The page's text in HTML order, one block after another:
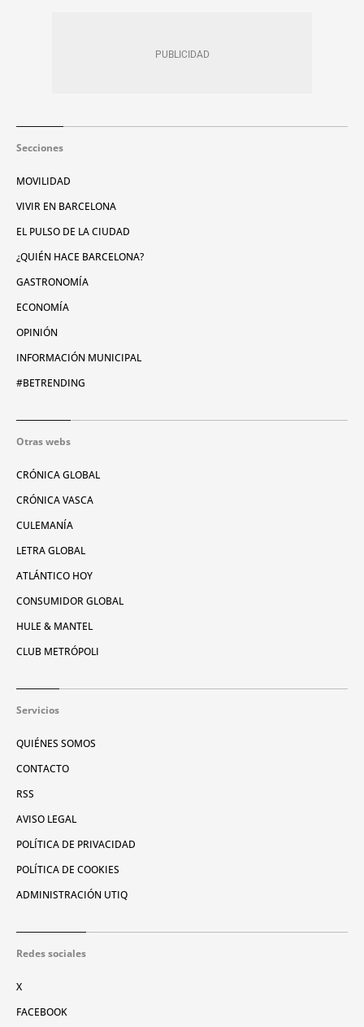
Secciones
MOVILIDAD
VIVIR EN BARCELONA
EL PULSO DE LA CIUDAD
¿QUIÉN HACE BARCELONA?
GASTRONOMÍA
ECONOMÍA
OPINIÓN
INFORMACIÓN MUNICIPAL
#BETRENDING
Otras webs
CRÓNICA GLOBAL
CRÓNICA VASCA
CULEMANÍA
LETRA GLOBAL
ATLÁNTICO HOY
CONSUMIDOR GLOBAL
HULE & MANTEL
CLUB METRÓPOLI
Servicios
QUIÉNES SOMOS
CONTACTO
RSS
AVISO LEGAL
POLÍTICA DE PRIVACIDAD
POLÍTICA DE COOKIES
ADMINISTRACIÓN UTIQ
Redes sociales
X
FACEBOOK